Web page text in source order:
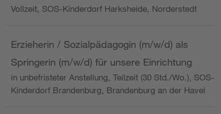
Vollzeit, SOS-Kinderdorf Harksheide, Norderstedt
Erzieherin / Sozialpädagogin (m/w/d) als
Springerin (m/w/d) für unsere Einrichtung
in unbefristeter Anstellung, Teilzeit (30 Std./Wo.), SOS-
Kinderdorf Brandenburg, Brandenburg an der Havel